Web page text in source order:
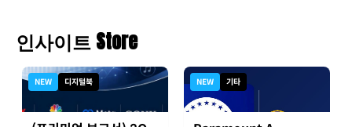
인사이트 Store
NEW 디지털북 NEW 기타